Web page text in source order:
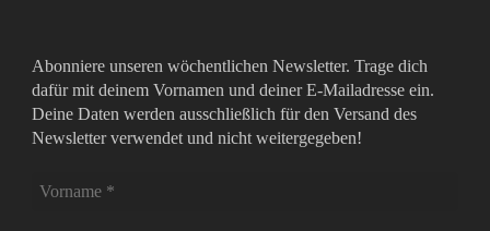
Abonniere unseren wöchentlichen Newsletter. Trage dich
dafür mit deinem Vornamen und deiner E-Mailadresse ein.
Deine Daten werden ausschließlich für den Versand des
Newsletter verwendet und nicht weitergegeben!